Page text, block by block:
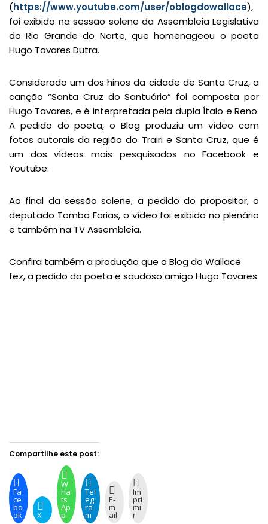
(https://www.youtube.com/user/oblogdowallace),
foi exibido na sessão solene da Assembleia Legislativa
do Rio Grande do Norte, que homenageou o poeta
Hugo Tavares Dutra.
Considerado um dos hinos da cidade de Santa Cruz, a
canção “Santa Cruz do Santuário” foi composta por
Hugo Tavares, e é interpretada pela dupla Ítalo e Reno.
A pedido do poeta, o Blog produziu um vídeo com
fotos autorais da região do Trairi e Santa Cruz, que é
um dos vídeos mais pesquisados no Facebook e
Youtube.
Ao final da sessão solene, a pedido do propositor, o
deputado Tomba Farias, o vídeo foi exibido no plenário
e também na TV Assembleia.
Confira também a produção que o Blog do Wallace
fez, a pedido do poeta e saudoso amigo Hugo Tavares:
Compartilhe este post:
Fa
ce
bo
ok X
W
ha
ts
Ap
p
Tel
eg
ra
m
E-
m
ail
Im
pri
mi
r